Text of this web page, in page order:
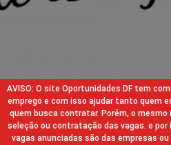
AVISO: O site Oportunidades DF tem
emprego e com isso ajudar tanto quem
quem busca contratar. Porém, o mesmo
seleção ou contratação das vagas. e
vagas anunciadas são das empresas